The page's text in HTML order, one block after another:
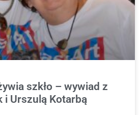
szkło – wywiad z
i Urszulą Kotarbą